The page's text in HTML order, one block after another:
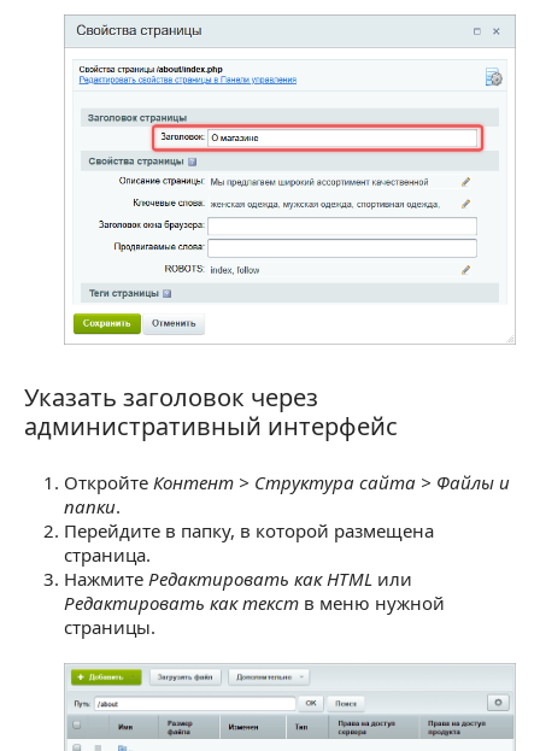
Указать заголовок через административный
Указать заголовок через
административный интерфейс
Откройте Контент > Структура сайта > Файлы и
папки.
Перейдите в папку, в которой размещена
страница.
Нажмите Редактировать как HTML или
Редактировать как текст в меню нужной
страницы.